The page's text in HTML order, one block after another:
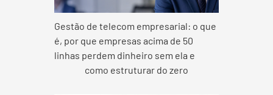
Gestão de telecom empresarial: o que
é, por que empresas acima de 50
linhas perdem dinheiro sem ela e
como estruturar do zero